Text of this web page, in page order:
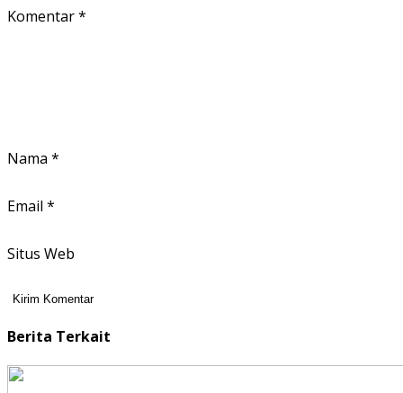
Komentar*
Nama *
Email *
Situs Web
Berita Terkait